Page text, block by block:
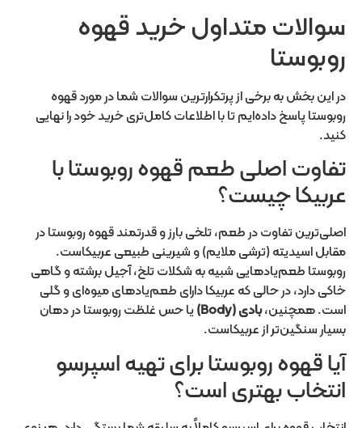
سوالات متداول خرید قهوه
روبوستا
در این بخش به برخی از پرتکرارترین سوالات شما در مورد قهوه
روبوستا پاسخ داده‌ایم تا با اطلاعات کامل‌تری خرید خود را نهایی
کنید.
تفاوت اصلی طعم قهوه روبوستا با
عربیکا چیست؟
اصلی‌ترین تفاوت در طعم، تلخی بارز و قدرتمند قهوه روبوستا در
مقابل اسیدیته (ترشی ملایم) و شیرینی طبیعی عربیکاست.
روبوستا طعم‌یادهایی شبیه به شکلات تلخ، آجیل برشته و گاهی
خاکی دارد، در حالی که عربیکا دارای طعم‌یادهای میوه‌ای و گلی
است. همچنین،بادی (Body
)یا حس غلظت روبوستا در دهان
بسیار سنگین‌تر از عربیکاست.
آیا قهوه روبوستا برای تهیه اسپرسو
انتخاب بهتری است؟